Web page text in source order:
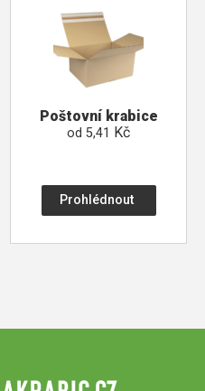
Poštovní krabice
od5,41 Kč
Prohlédnout